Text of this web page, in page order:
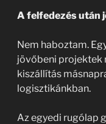
A felfedezés után
Nem haboztam.
jövőbeni projektek
kiszállítás
logisztikánkban.
Az egyedi rugólap